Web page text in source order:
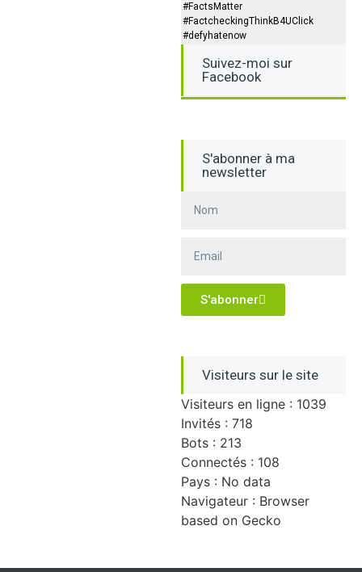
#FactsMatter
#FactcheckingThinkB4UClick
#defyhatenow
Suivez-moi sur
Facebook
S'abonner à ma
newsletter
S'abonner
Visiteurs sur le site
Visiteurs en ligne : 1039
Invités : 718
Bots : 213
Connectés : 108
Pays : No data
Navigateur : Browser
based on Gecko